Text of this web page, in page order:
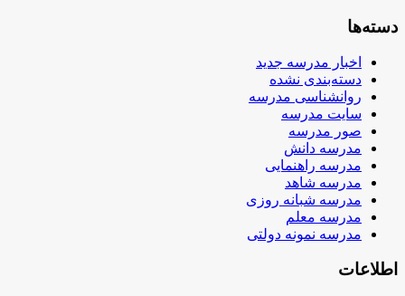
دسته‌ها
اخبار مدرسه جدید
دسته‌بندی نشده
روانشناسی مدرسه
سایت مدرسه
صور مدرسه
مدرسه دانش
مدرسه راهنمایی
مدرسه شاهد
مدرسه شبانه روزی
مدرسه معلم
مدرسه نمونه دولتی
اطلاعات